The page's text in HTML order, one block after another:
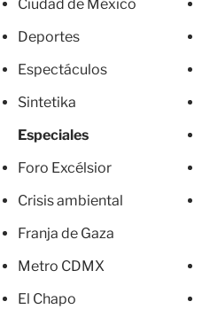
Ciudad de México
Deportes
Espectáculos
Sintetika
Especiales
Foro Excélsior
Crisis ambiental
Franja de Gaza
Metro CDMX
El Chapo